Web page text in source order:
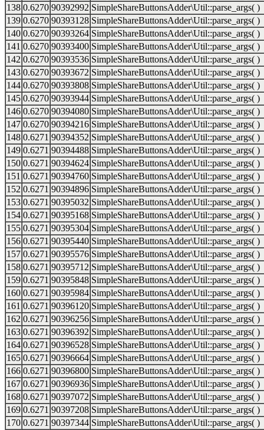
138 0.6270 90392992 SimpleShareButtonsAdder\Util::parse_args( )
139 0.6270 90393128 SimpleShareButtonsAdder\Util::parse_args( )
140 0.6270 90393264 SimpleShareButtonsAdder\Util::parse_args( )
141 0.6270 90393400 SimpleShareButtonsAdder\Util::parse_args( )
142 0.6270 90393536 SimpleShareButtonsAdder\Util::parse_args( )
143 0.6270 90393672 SimpleShareButtonsAdder\Util::parse_args( )
144 0.6270 90393808 SimpleShareButtonsAdder\Util::parse_args( )
145 0.6270 90393944 SimpleShareButtonsAdder\Util::parse_args( )
146 0.6270 90394080 SimpleShareButtonsAdder\Util::parse_args( )
147 0.6270 90394216 SimpleShareButtonsAdder\Util::parse_args( )
148 0.6271 90394352 SimpleShareButtonsAdder\Util::parse_args( )
149 0.6271 90394488 SimpleShareButtonsAdder\Util::parse_args( )
150 0.6271 90394624 SimpleShareButtonsAdder\Util::parse_args( )
151 0.6271 90394760 SimpleShareButtonsAdder\Util::parse_args( )
152 0.6271 90394896 SimpleShareButtonsAdder\Util::parse_args( )
153 0.6271 90395032 SimpleShareButtonsAdder\Util::parse_args( )
154 0.6271 90395168 SimpleShareButtonsAdder\Util::parse_args( )
155 0.6271 90395304 SimpleShareButtonsAdder\Util::parse_args( )
156 0.6271 90395440 SimpleShareButtonsAdder\Util::parse_args( )
157 0.6271 90395576 SimpleShareButtonsAdder\Util::parse_args( )
158 0.6271 90395712 SimpleShareButtonsAdder\Util::parse_args( )
159 0.6271 90395848 SimpleShareButtonsAdder\Util::parse_args( )
160 0.6271 90395984 SimpleShareButtonsAdder\Util::parse_args( )
161 0.6271 90396120 SimpleShareButtonsAdder\Util::parse_args( )
162 0.6271 90396256 SimpleShareButtonsAdder\Util::parse_args( )
163 0.6271 90396392 SimpleShareButtonsAdder\Util::parse_args( )
164 0.6271 90396528 SimpleShareButtonsAdder\Util::parse_args( )
165 0.6271 90396664 SimpleShareButtonsAdder\Util::parse_args( )
166 0.6271 90396800 SimpleShareButtonsAdder\Util::parse_args( )
167 0.6271 90396936 SimpleShareButtonsAdder\Util::parse_args( )
168 0.6271 90397072 SimpleShareButtonsAdder\Util::parse_args( )
169 0.6271 90397208 SimpleShareButtonsAdder\Util::parse_args( )
170 0.6271 90397344 SimpleShareButtonsAdder\Util::parse_args( )